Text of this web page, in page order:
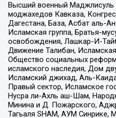
Высший военный
моджахедов Кавказа,
Дагестана, База, Асбат аль-
Исламская группа, Братья-
освобождения, Лашкар-И-
Движение Талибан, Исламская
Общество социальных
исламского наследия, Дом
Исламский джихад, Аль-
Правый сектор, Исламское
Нусра ли-Ахль аш-Шам,
Минина и Д. Пожарского,
Тагьаля SHAM, АУМ